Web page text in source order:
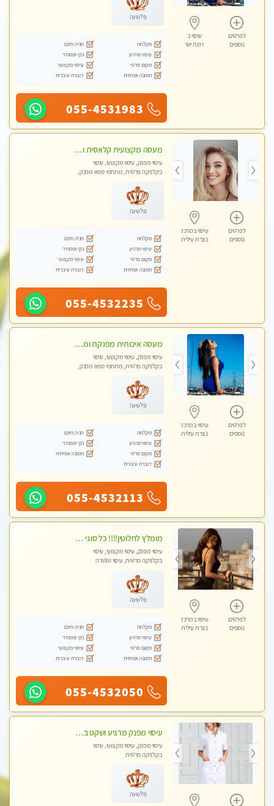
לפרטים
נוספים
עיסוי ב
רמת ישי
פלטינה
מקלחת
חניה חינם
עיסוי מרגיע
נקי ומסודר
מקום פרטי
עיסוי מקצועי
תמונה אמיתית
דוברת עיברית
055-4531983
לפרטים
נוספים
עיסוי במרכז
נצרת עילית
מעסה מקצועית קלאסית ומפנקת בחיפה
עיסוי מפנק, עיסוי מקצועי, עיסוי
בקלניקה פרטית, מתחמי ספא מפנק,
פלטינה
מקלחת
חניה חינם
עיסוי מרגיע
נקי ומסודר
מקום פרטי
עיסוי מקצועי
תמונה אמיתית
דוברת עיברית
055-4532235
לפרטים
נוספים
עיסוי במרכז
נצרת עילית
מעסה איכותית מפנקת ומקצועית מאוד-עיסוי מרגיע ושקט במקום מדהים עיסוי מושקע מאוד לכל שרירי הגוף...מומלץ!! פרטי !!
עיסוי מפנק, עיסוי מקצועי, עיסוי
בקלניקה פרטית, מתחמי ספא מפנק,
פלטינה
מקלחת
חניה חינם
עיסוי מרגיע
נקי ומסודר
מקום פרטי
תמונה אמיתית
דוברת עיברית
055-4532113
לפרטים
נוספים
עיסוי במרכז
נצרת עילית
מומלץ לחלוטין!!!! כל סוגי העיסויים מעסה מקצועית ואיכותית פרטי!!!
עיסוי מפנק, עיסוי מקצועי, עיסוי
בקלניקה פרטית, עיסוי טנטרה
פלטינה
מקלחת
חניה חינם
עיסוי מרגיע
נקי ומסודר
מקום פרטי
עיסוי מקצועי
תמונה אמיתית
דוברת עיברית
055-4532050
עיסוי מפנק מרגיע ושקט במקום מדהים עיסוי מושקע מאוד לכל שרירי הגוף...מומלץ!! פרטי !!+ לזוגות
עיסוי מפנק, עיסוי מקצועי, עיסוי
בקלניקה פרטית
פלטינה